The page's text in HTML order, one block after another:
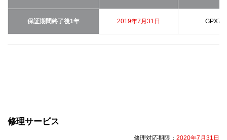
保証期間終了後1年 2019年7月31日 GPX7V
修理サービス
修理対応期限： 2020年7月31日